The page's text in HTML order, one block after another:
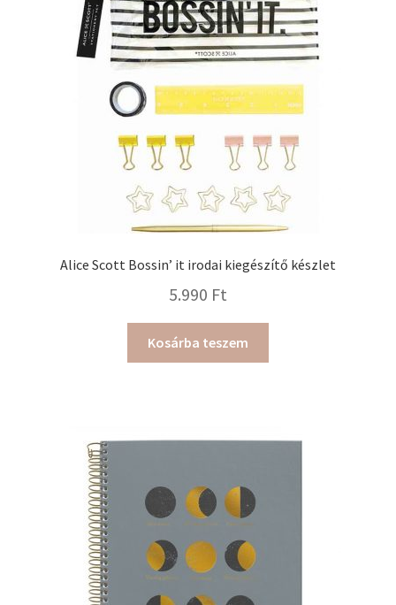
Alice Scott Bossin’ it irodai kiegészítő készlet
5.990 Ft
Kosárba teszem